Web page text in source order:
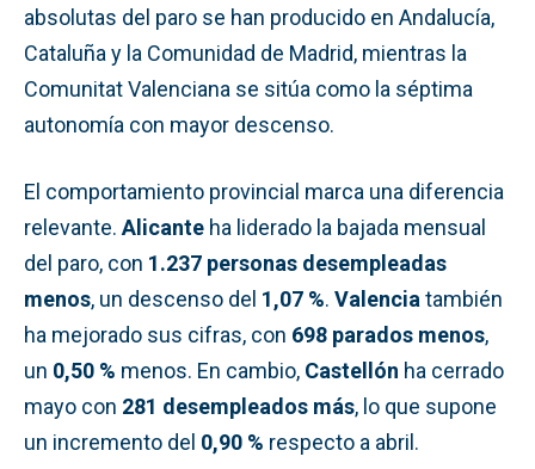
absolutas del paro se han producido en Andalucía,
Cataluña y la Comunidad de Madrid, mientras la
Comunitat Valenciana se sitúa como la séptima
autonomía con mayor descenso.
El comportamiento provincial marca una diferencia
relevante. Alicante ha liderado la bajada mensual
del paro, con 1.237 personas desempleadas
menos, un descenso del 1,07 %. Valencia también
ha mejorado sus cifras, con 698 parados menos,
un 0,50 % menos. En cambio, Castellón ha cerrado
mayo con 281 desempleados más, lo que supone
un incremento del 0,90 % respecto a abril.